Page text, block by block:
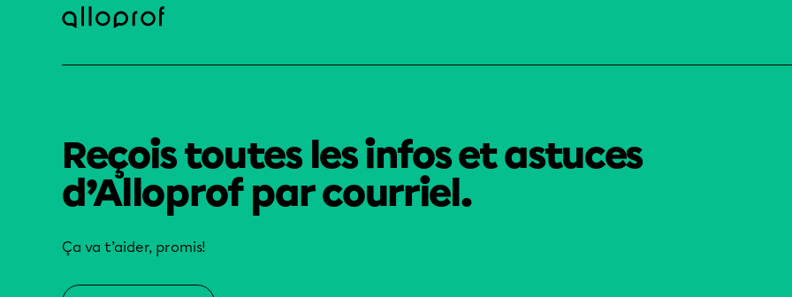
Reçois toutes les infos et astuces
d’Alloprof par courriel.
Ça va t’aider, promis!